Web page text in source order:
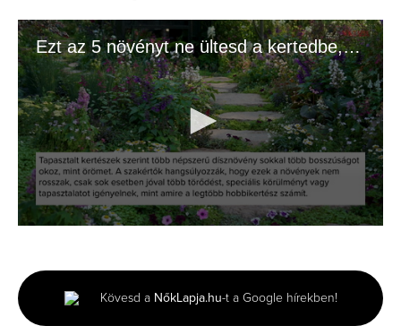
Ezt az 5 növényt ne ültesd a kertedbe, ha jót akarsz!
minute,
36
seconds
Kövesd a NőkLapja.hu-t a Google hírekben!